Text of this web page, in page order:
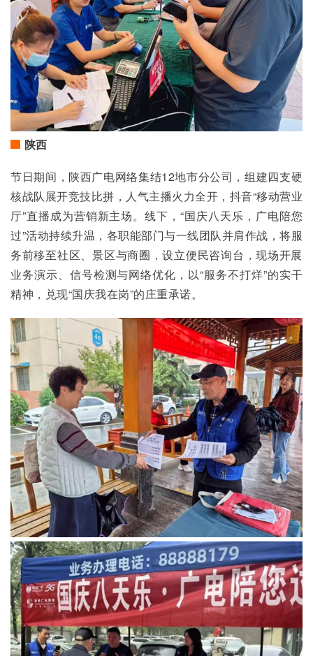
陕西
节日期间，陕西广电网络集结12地市分公司，组建四支硬
核战队展开竞技比拼，人气主播火力全开，抖音“移动营业
厅”直播成为营销新主场。线下，“国庆八天乐，广电陪您
过”活动持续升温，各职能部门与一线团队并肩作战，将服
务前移至社区、景区与商圈，设立便民咨询台，现场开展
业务演示、信号检测与网络优化，以“服务不打烊”的实干
精神，兑现“国庆我在岗”的庄重承诺。